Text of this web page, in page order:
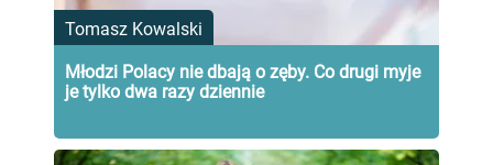
Tomasz Kowalski
Młodzi Polacy nie dbają o zęby. Co drugi myje
je tylko dwa razy dziennie